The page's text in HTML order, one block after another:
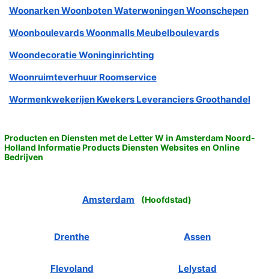
Woonarken Woonboten Waterwoningen Woonschepen
Woonboulevards Woonmalls Meubelboulevards
Woondecoratie Woninginrichting
Woonruimteverhuur Roomservice
Wormenkwekerijen Kwekers Leveranciers Groothandel
Producten en Diensten met de Letter W in Amsterdam Noord-
Holland Informatie Products Diensten Websites en Online
Bedrijven
Amsterdam (Hoofdstad)
Drenthe Assen
Flevoland Lelystad